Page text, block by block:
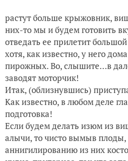
растут больше крыжовник,
них-то мы и будем готовить
отведать ее прилетит
хотя, как известно, у него
пирожных. Во, слышите…в
заводят моторчик!
Итак, (облизнувшись)
Как известно, в любом деле
подготовка!
Если будем делать изюм из
алычи, то чисто вымыв плоды,
аннигилированию из них